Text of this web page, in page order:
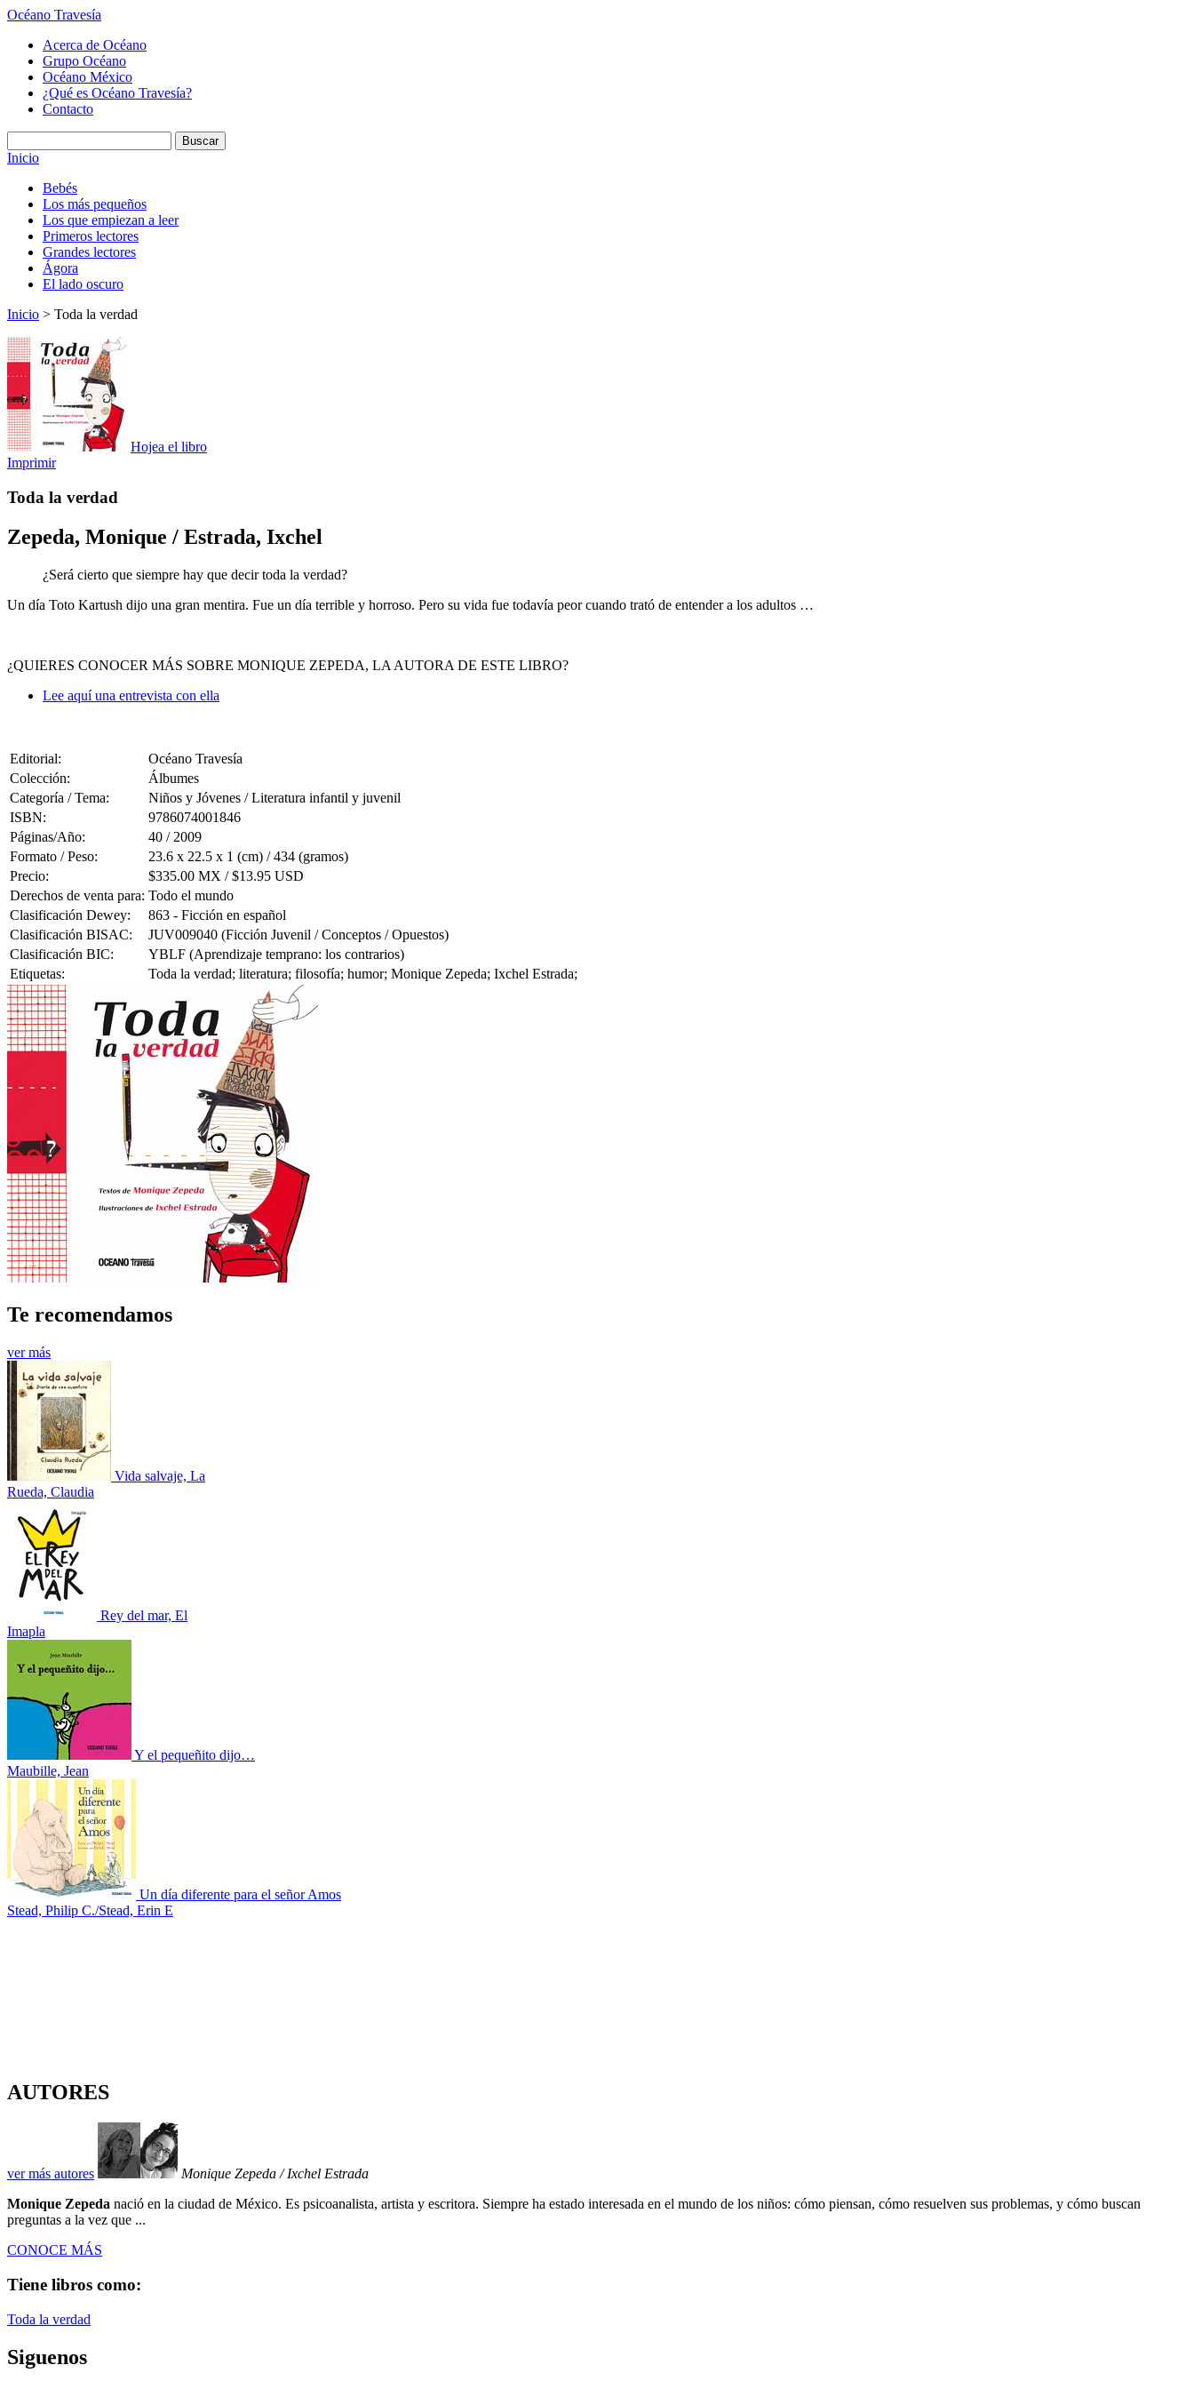
Océano Travesía
Acerca de Océano
Grupo Océano
Océano México
¿Qué es Océano Travesía?
Contacto
Inicio
Bebés
Los más pequeños
Los que empiezan a leer
Primeros lectores
Grandes lectores
Ágora
El lado oscuro
Inicio > Toda la verdad
Hojea el libro
Imprimir
Toda la verdad
Zepeda, Monique / Estrada, Ixchel
¿Será cierto que siempre hay que decir toda la verdad?
Un día Toto Kartush dijo una gran mentira. Fue un día terrible y horroso. Pero su vida fue todavía peor cuando trató de entender a los adultos …
¿QUIERES CONOCER MÁS SOBRE MONIQUE ZEPEDA, LA AUTORA DE ESTE LIBRO?
Lee aquí una entrevista con ella
Editorial:
Océano Travesía
Colección:
Álbumes
Categoría / Tema:
Niños y Jóvenes / Literatura infantil y juvenil
ISBN:
9786074001846
Páginas/Año:
40 / 2009
Formato / Peso:
23.6 x 22.5 x 1 (cm) / 434 (gramos)
Precio:
$335.00 MX / $13.95 USD
Derechos de venta para: Todo el mundo
Clasificación Dewey:
863 - Ficción en español
Clasificación BISAC:
JUV009040 (Ficción Juvenil / Conceptos / Opuestos)
Clasificación BIC:
YBLF (Aprendizaje temprano: los contrarios)
Etiquetas:
Toda la verdad; literatura; filosofía; humor; Monique Zepeda; Ixchel Estrada;
Te recomendamos
ver más
Vida salvaje, La
Rueda, Claudia
Rey del mar, El
Imapla
Y el pequeñito dijo…
Maubille, Jean
Un día diferente para el señor Amos
Stead, Philip C./Stead, Erin E
AUTORES
ver más autores
Monique Zepeda / Ixchel Estrada
Monique Zepeda nació en la ciudad de México. Es psicoanalista, artista y escritora. Siempre ha estado interesada en el mundo de los niños: cómo piensan, cómo resuelven sus problemas, y cómo buscan
preguntas a la vez que ...
CONOCE MÁS
Tiene libros como:
Toda la verdad
Siguenos